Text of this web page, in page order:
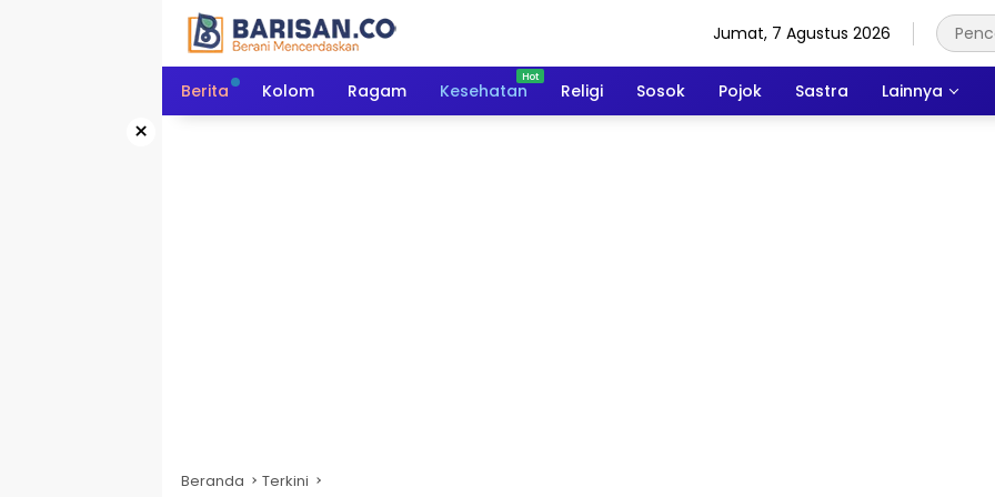
Jumat, 7 Agustus 2026
Berita Kolom Ragam Kesehatan Religi Sosok Pojok Sastra Lainnya
×
Beranda Terkini